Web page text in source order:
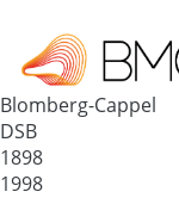
Deutschland
32825
Blomberg-Cappel
DSB
1898
1998